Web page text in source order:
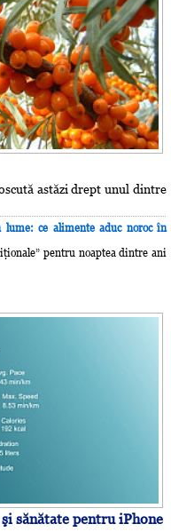
astăzi drept unul dintre
ce alimente aduc noroc în
pentru noaptea dintre ani
sănătate pentru iPhone